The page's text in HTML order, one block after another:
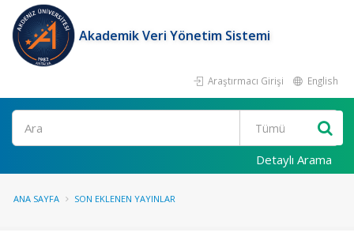
Akademik Veri Yönetim Sistemi
Araştırmacı Girişi English
Ara
Detaylı Arama
ANA SAYFA SON EKLENEN YAYINLAR